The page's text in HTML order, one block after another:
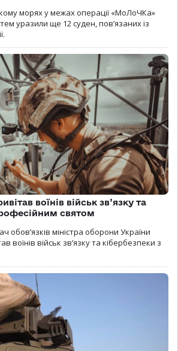
морях у межах операції «МоЛоЧКа»
уразили ще 12 суден, пов’язаних із
воїнів військ зв’язку та
святом
обов’язків міністра оборони України
воїнів військ зв’язку та кібербезпеки з